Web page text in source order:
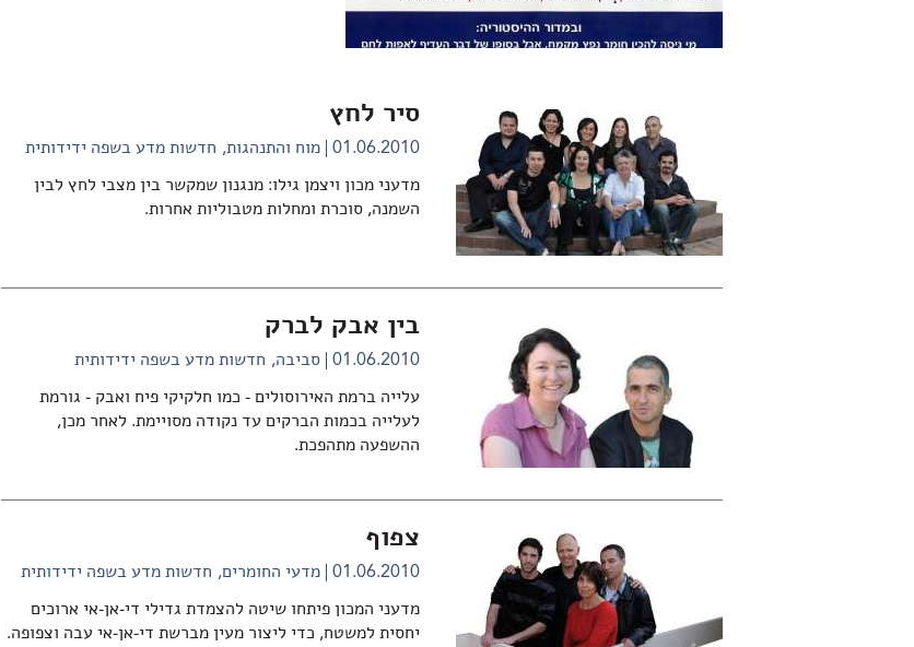
סיר לחץ
01.06.2010 מוח והתנהגות חדשות מדע בשפה ידידותית
מדעני מכון ויצמן גילו: מנגנון שמקשר בין מצבי לחץ לבין
השמנה, סוכרת ומחלות מטבוליות אחרות.
בין אבק לברק
01.06.2010 סביבה חדשות מדע בשפה ידידותית
עלייה ברמת האירוסולים - כמו חלקיקי פיח ואבק - גורמת
לעלייה בכמות הברקים עד נקודה מסויימת. לאחר מכן,
ההשפעה מתהפכת.
צפוף
01.06.2010 מדעי החומרים חדשות מדע בשפה ידידותית
מדעני המכון פיתחו שיטה להצמדת גדילי די-אן-אי ארוכים
יחסית למשטח, כדי ליצור מעין מברשת די-אן-אי עבה וצפופה.